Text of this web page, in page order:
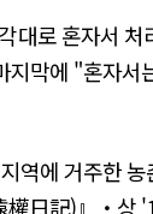
대로 혼자서
막에 "혼자서
역에 거주한
日記)』・상